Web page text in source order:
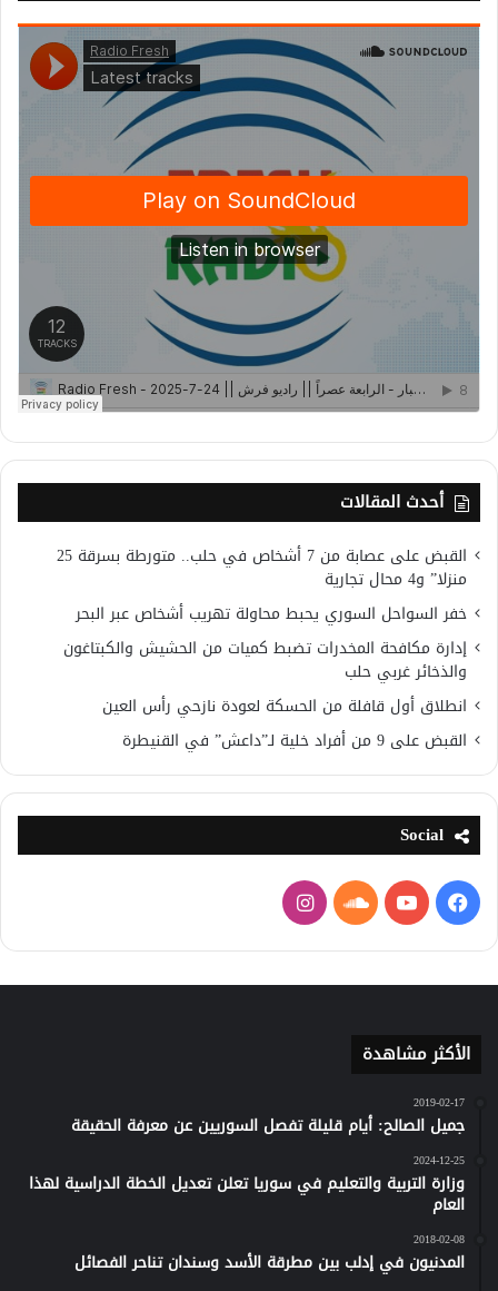
أحدث المقالات
القبض على عصابة من 7 أشخاص في حلب.. متورطة بسرقة 25
منزلا” و4 محال تجارية
خفر السواحل السوري يحبط محاولة تهريب أشخاص عبر البحر
إدارة مكافحة المخدرات تضبط كميات من الحشيش والكبتاغون
والذخائر غربي حلب
انطلاق أول قافلة من الحسكة لعودة نازحي رأس العين
القبض على 9 من أفراد خلية لـ”داعش” في القنيطرة
Social
فيسبوكيوتيوبساوند
كلاود
انستقرام
الأكثر مشاهدة
2019-02-17
جميل الصالح: أيام قليلة تفصل السوريين عن معرفة الحقيقة
2024-12-25
وزارة التربية والتعليم في سوريا تعلن تعديل الخطة الدراسية لهذا
العام
2018-02-08
المدنيون في إدلب بين مطرقة الأسد وسندان تناحر الفصائل